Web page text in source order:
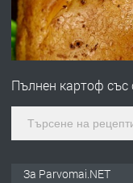
ПРЕДЛАГА
Пълнен картоф със
За Parvomai.NET